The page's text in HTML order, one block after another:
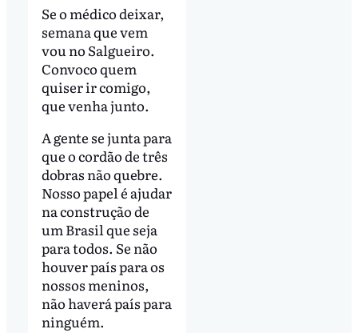
Se o médico deixar,
semana que vem
vou no Salgueiro.
Convoco quem
quiser ir comigo,
que venha junto.
A gente se junta para
que o cordão de três
dobras não quebre.
Nosso papel é ajudar
na construção de
um Brasil que seja
para todos. Se não
houver país para os
nossos meninos,
não haverá país para
ninguém.